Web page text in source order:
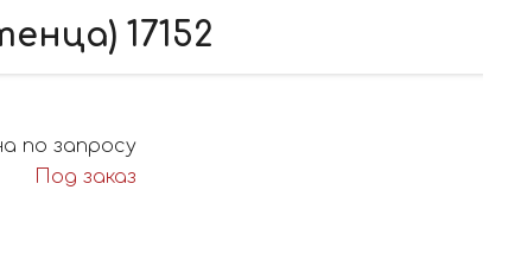
17152
по запросу
Под заказ